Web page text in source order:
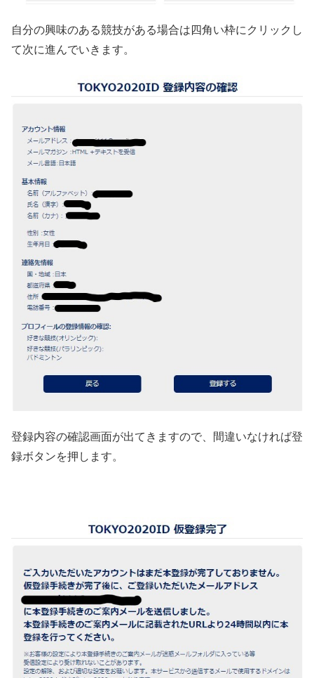
自分の興味のある競技がある場合は四角い枠にクリックし
て次に進んでいきます。
登録内容の確認画面が出てきますので、間違いなければ登
録ボタンを押します。